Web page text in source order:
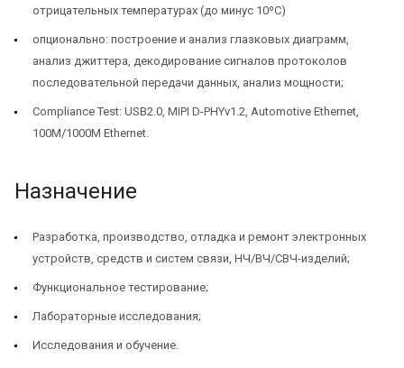
отрицательных температурах (до минус 10ºС)
опционально: построение и анализ глазковых диаграмм,
анализ джиттера, декодирование сигналов протоколов
последовательной передачи данных, анализ мощности;
Compliance Test: USB2.0, MIPI D-PHYv1.2, Automotive Ethernet,
100M/1000M Ethernet.
Назначение
Разработка, производство, отладка и ремонт электронных
устройств, средств и систем связи, НЧ/ВЧ/СВЧ-изделий;
Функциональное тестирование;
Лабораторные исследования;
Исследования и обучение.